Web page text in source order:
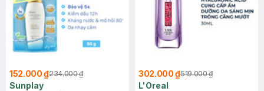
152.000 ₫234.000 ₫
Sunplay
302.000 ₫519.000 ₫
L'Oreal